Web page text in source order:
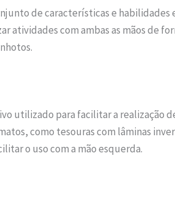
de características e
atividades com ambas as mãos de
utilizado para facilitar a realização
como tesouras com lâminas
o uso com a mão esquerda.